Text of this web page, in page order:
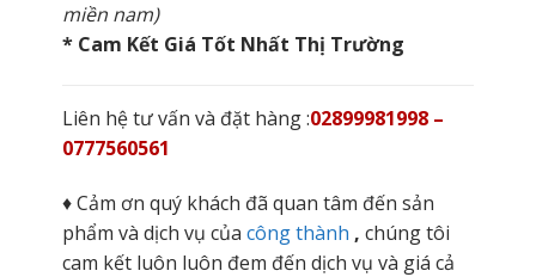
miền nam)
* Cam Kết Giá Tốt Nhất Thị Trường
Liên hệ tư vấn và đặt hàng :02899981998 –
0777560561
♦ Cảm ơn quý khách đã quan tâm đến sản
phẩm và dịch vụ của công thành , chúng tôi
cam kết luôn luôn đem đến dịch vụ và giá cả